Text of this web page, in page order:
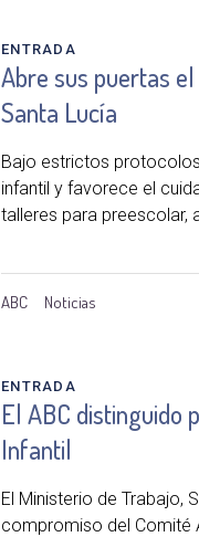
ENTRADA
Abre sus puertas
Santa Lucía
Bajo estrictos
infantil y favorece el
talleres para preescolar,
ABC Noticias
ENTRADA
El ABC distinguido
Infantil
El Ministerio de Trabajo,
compromiso del Comité